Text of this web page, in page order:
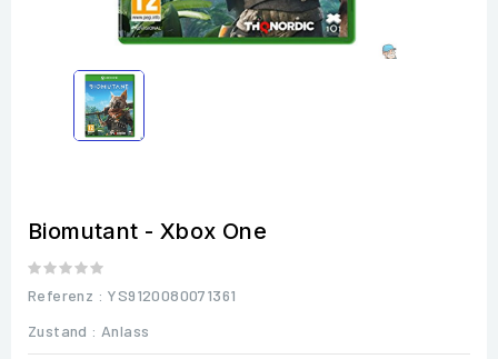
Biomutant - Xbox One
Referenz : YS9120080071361
Zustand : Anlass